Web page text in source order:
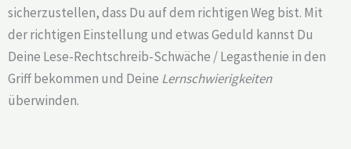
sicherzustellen, dass Du auf dem richtigen Weg bist. Mit
der richtigen Einstellung und etwas Geduld kannst Du
Deine Lese-Rechtschreib-Schwäche / Legasthenie in den
Griff bekommen und Deine Lernschwierigkeiten
überwinden.